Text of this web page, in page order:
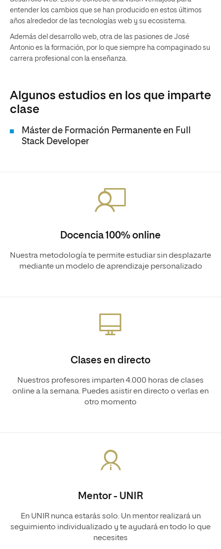
entender los cambios que se han producido en estos últimos
años alrededor de las tecnologías web y su ecosistema.
Además del desarrollo web, otra de las pasiones de José
Antonio es la formación, por lo que siempre ha compaginado su
carrera profesional con la enseñanza.
Algunos estudios en los que imparte
clase
Máster de Formación Permanente en Full
Stack Developer
Docencia 100% online
Nuestra metodología te permite estudiar sin desplazarte
mediante un modelo de aprendizaje personalizado
Clases en directo
Nuestros profesores imparten 4.000 horas de clases
online a la semana. Puedes asistir en directo o verlas en
otro momento
Mentor - UNIR
En UNIR nunca estarás solo. Un mentor realizará un
seguimiento individualizado y te ayudará en todo lo que
necesites